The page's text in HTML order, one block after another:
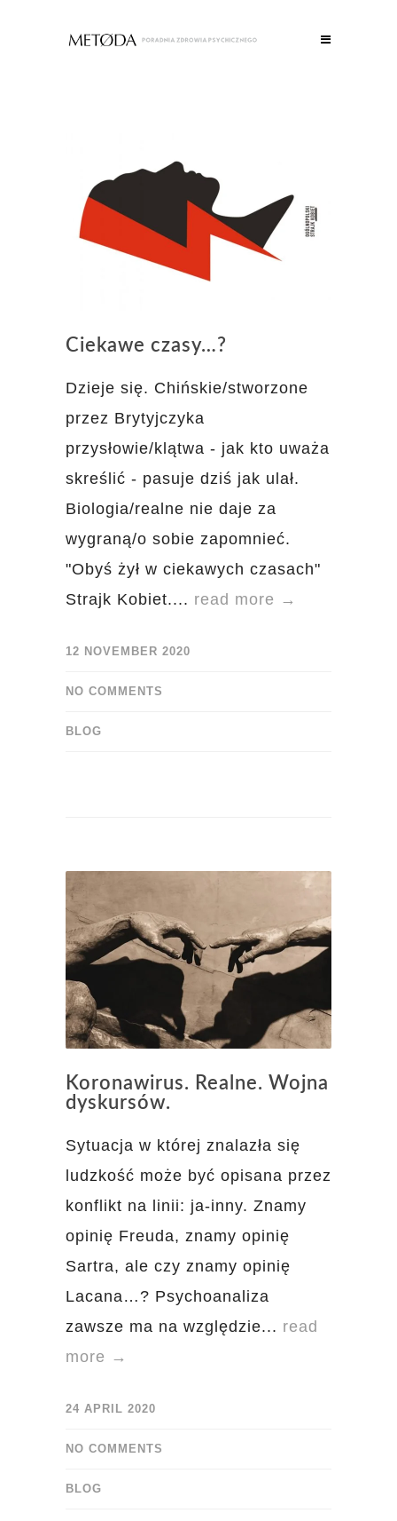
Ciekawe czasy…?
Dzieje się. Chińskie/stworzone
przez Brytyjczyka
przysłowie/klątwa - jak kto uważa
skreślić - pasuje dziś jak ulał.
Biologia/realne nie daje za
wygraną/o sobie zapomnieć.
"Obyś żył w ciekawych czasach"
Strajk Kobiet.... read more →
12 NOVEMBER 2020
NO COMMENTS
BLOG
Koronawirus. Realne. Wojna
dyskursów.
Sytuacja w której znalazła się
ludzkość może być opisana przez
konflikt na linii: ja-inny. Znamy
opinię Freuda, znamy opinię
Sartra, ale czy znamy opinię
Lacana…? Psychoanaliza
zawsze ma na względzie... read
more →
24 APRIL 2020
NO COMMENTS
BLOG